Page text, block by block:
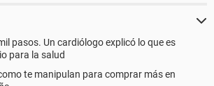
pasos. Un cardiólogo explicó lo que es
para la salud
te manipulan para comprar más en